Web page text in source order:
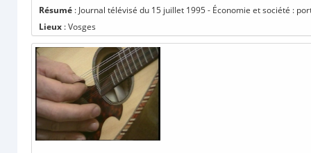
Résumé : Journal télévisé du 15 juillet 1995 - Économie et société :
Lieux : Vosges